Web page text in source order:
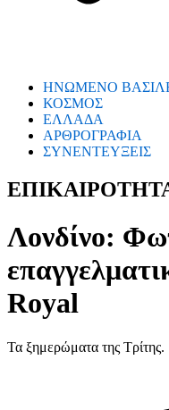
ΗΝΩΜΕΝΟ
ΚΟΣΜΟΣ
ΕΛΛΑΔΑ
ΑΡΘΡΟΓΡΑΦΙΑ
ΣΥΝΕΝΤΕΥΞΕΙΣ
Λονδίνο:
Royal
Τα ξημερώματα της Τρίτης.